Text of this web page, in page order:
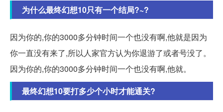
为什么最终幻想10只有一个结局?~?
因为你的,你的3000多分钟时间一个也没有啊,他就是因为
你一直没有来了,所以人家官方认为你退游了或者号没了。
因为你的,你的3000多分钟时间一个也没有啊,他就。
最终幻想10要打多少个小时才能通关?